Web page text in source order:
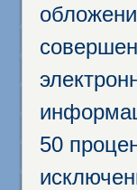
50